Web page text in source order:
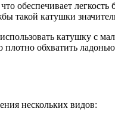
обеспечивает
такой катушки
катушку с
обхватить
нескольких видов: